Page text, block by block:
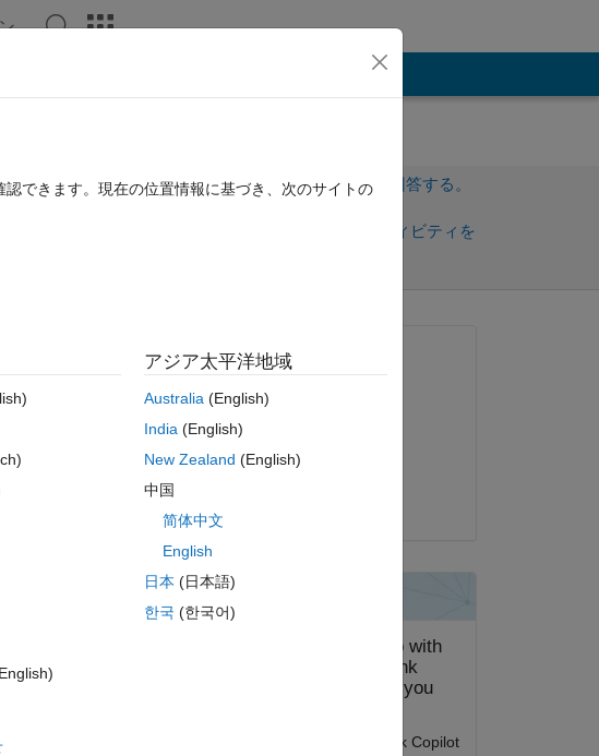
サインインしてこの質問に回答する。
サインインしてアクティビティを
0 投票
MinGW-w64
質問済み:
2016 年 8 月 29 日
回答済み:
できます。現在の位置情報に基づき、次のサイトの
アジア太平洋地域
Australia(English)
India(English)
New Zealand (English)
中国
简体中文
English
日本 (日本語)
한국 (한국어)